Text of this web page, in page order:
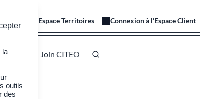
à l’Espace Territoires Connexion à l’Espace Client
CITEO Join CITEO
la
outils
des